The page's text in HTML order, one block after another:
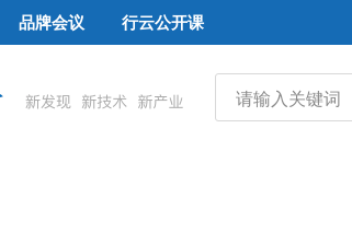
品牌会议 行云公开课